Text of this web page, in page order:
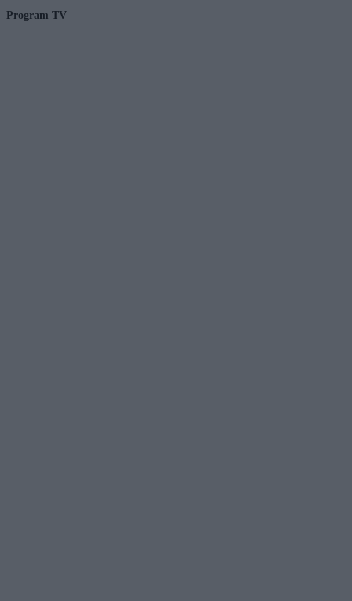
Program TV